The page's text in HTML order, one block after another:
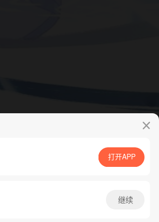
App免费看
打开APP
继续